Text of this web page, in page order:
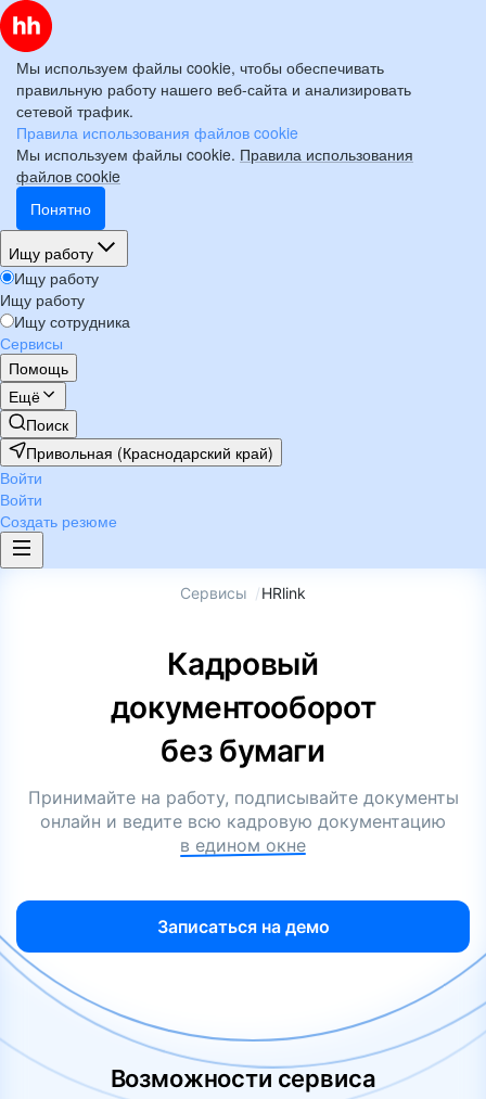
Мы используем файлы cookie, чтобы обеспечивать
правильную работу нашего веб-сайта и анализировать
сетевой трафик.
Правила использования файлов cookie
Мы используем файлы cookie. Правила использования
файлов cookie
Понятно
Ищу работу
Ищу работу
Ищу работу
Ищу сотрудника
Сервисы
Помощь
Ещё
Поиск
Привольная (Краснодарский край)
Войти
Войти
Создать резюме
Сервисы /HRlink
Кадровый
документооборот
без бумаги
Принимайте на работу, подписывайте документы
онлайн и ведите всю кадровую документацию
в едином окне
Записаться на демо
Возможности сервиса